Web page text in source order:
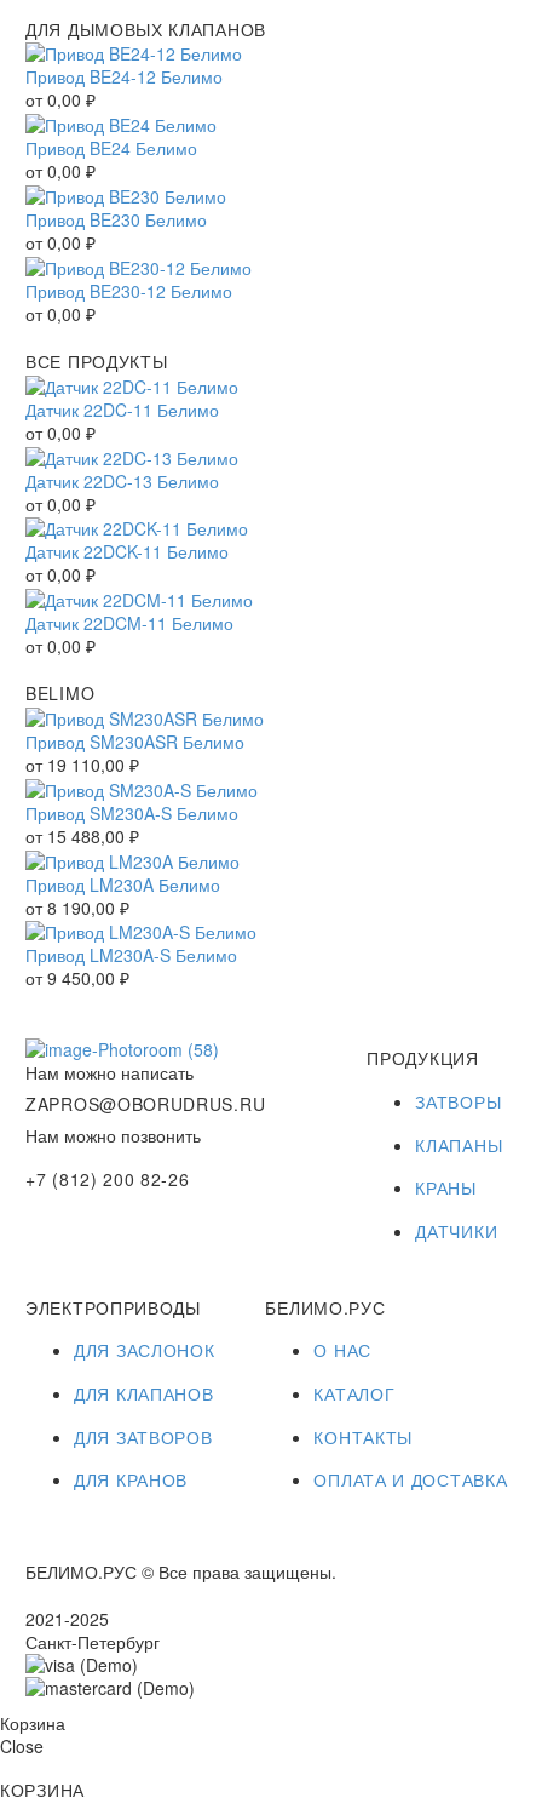
ДЛЯ ДЫМОВЫХ КЛАПАНОВ
Привод BE24-12 Белимо
от0,00 ₽
Привод BE24 Белимо
от0,00 ₽
Привод BE230 Белимо
от0,00 ₽
Привод BE230-12 Белимо
от0,00 ₽
ВСЕ ПРОДУКТЫ
Датчик 22DC-11 Белимо
от0,00 ₽
Датчик 22DC-13 Белимо
от0,00 ₽
Датчик 22DCK-11 Белимо
от0,00 ₽
Датчик 22DCM-11 Белимо
от0,00 ₽
BELIMO
Привод SM230ASR Белимо
от 19 110,00 ₽
Привод SM230A-S Белимо
от 15 488,00 ₽
Привод LM230A Белимо
от8 190,00 ₽
Привод LM230A-S Белимо
от9 450,00 ₽
Нам можно написать
ZAPROS@OBORUDRUS.RU
Нам можно позвонить
+7 (812) 200 82-26
ПРОДУКЦИЯ
ЗАТВОРЫ
КЛАПАНЫ
КРАНЫ
ДАТЧИКИ
ЭЛЕКТРОПРИВОДЫ
ДЛЯ ЗАСЛОНОК
ДЛЯ КЛАПАНОВ
ДЛЯ ЗАТВОРОВ
ДЛЯ КРАНОВ
БЕЛИМО.РУС
О НАС
КАТАЛОГ
КОНТАКТЫ
ОПЛАТА И ДОСТАВКА
БЕЛИМО.РУС © Все права защищены.
2021-2025
Санкт-Петербург
Корзина
Close
КОРЗИНА